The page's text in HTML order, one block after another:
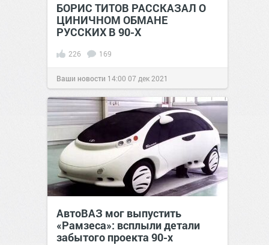
БОРИС ТИТОВ РАССКАЗАЛ О
ЦИНИЧНОМ ОБМАНЕ
РУССКИХ В 90-Х
226 169
Ваши новости 14:00 07 дек 2021
АвтоВАЗ мог выпустить
«Рамзеса»: всплыли детали
забытого проекта 90-х